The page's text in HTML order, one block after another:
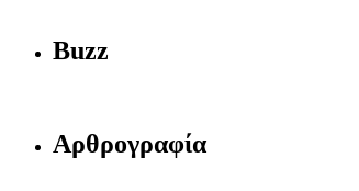
Buzz
Αρθρογραφία